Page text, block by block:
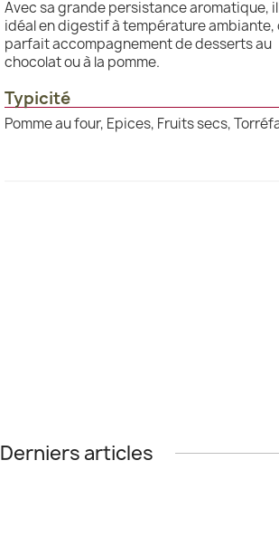
Avec sa grande persistance aromatique,
idéal en digestif à température ambiante,
parfait accompagnement de desserts au
chocolat ou à la pomme.
Typicité
Pomme au four, Epices, Fruits secs,
Derniers articles